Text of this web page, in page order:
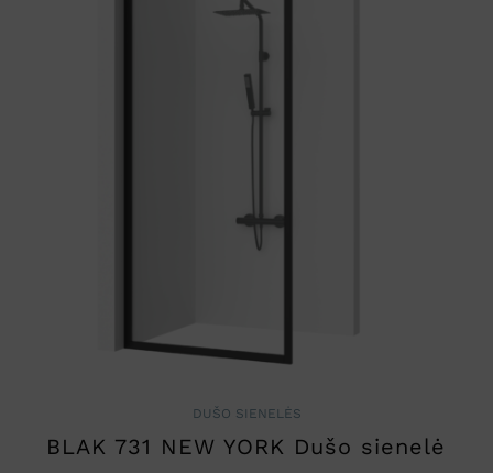
DUŠO SIENELĖS
BLAK 731 NEW YORK Dušo sienelė